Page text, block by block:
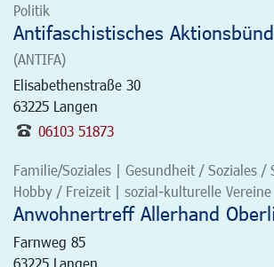
Politik
Antifaschistisches
(ANTIFA)
Elisabethenstraße 30
63225 Langen
06103 51873
Familie/Soziales | Gesundheit / Soziales /
Hobby / Freizeit | sozial-kulturelle Vereine
Anwohnertreff Allerhand
Farnweg 85
63225 Langen